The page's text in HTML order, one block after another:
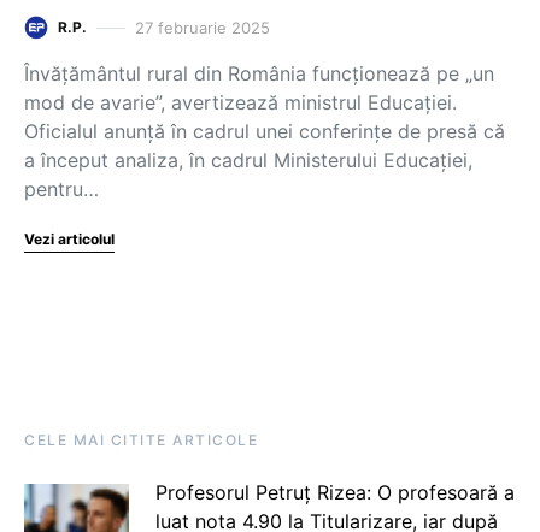
R.P. 27 februarie 2025
Învățământul rural din România funcționează pe „un
mod de avarie”, avertizează ministrul Educației.
Oficialul anunță în cadrul unei conferințe de presă că
a început analiza, în cadrul Ministerului Educației,
pentru…
Vezi articolul
CELE MAI CITITE ARTICOLE
Profesorul Petruț Rizea: O profesoară a
luat nota 4.90 la Titularizare, iar după